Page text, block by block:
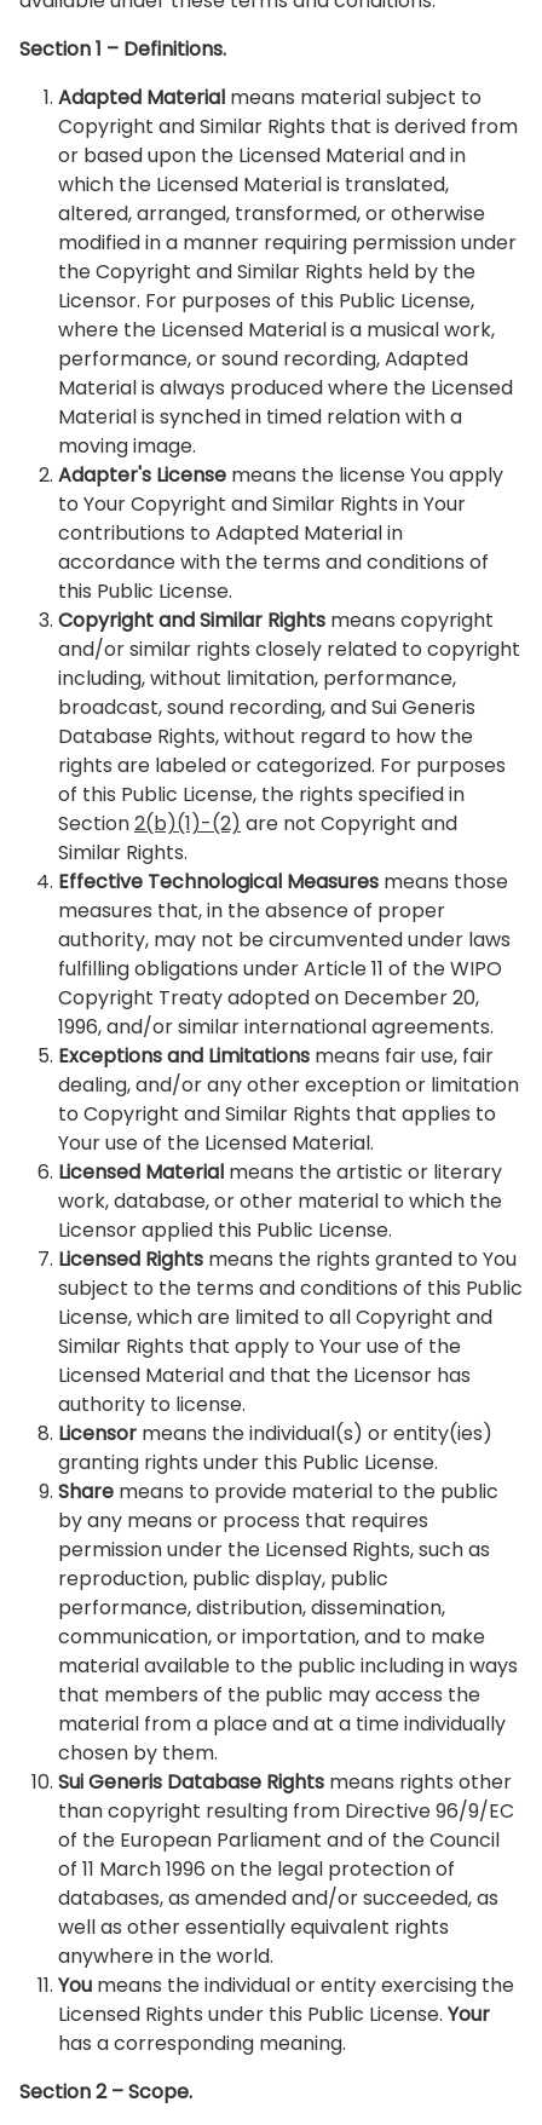
Section 1 – Definitions.
Adapted Material means material subject to
Copyright and Similar Rights that is derived from
or based upon the Licensed Material and in
which the Licensed Material is translated,
altered, arranged, transformed, or otherwise
modified in a manner requiring permission under
the Copyright and Similar Rights held by the
Licensor. For purposes of this Public License,
where the Licensed Material is a musical work,
performance, or sound recording, Adapted
Material is always produced where the Licensed
Material is synched in timed relation with a
moving image.
Adapter's License means the license You apply
to Your Copyright and Similar Rights in Your
contributions to Adapted Material in
accordance with the terms and conditions of
this Public License.
Copyright and Similar Rights means copyright
and/or similar rights closely related to copyright
including, without limitation, performance,
broadcast, sound recording, and Sui Generis
Database Rights, without regard to how the
rights are labeled or categorized. For purposes
of this Public License, the rights specified in
Section2(b)(1)-(2) are not Copyright and
Similar Rights.
Effective Technological Measures means those
measures that, in the absence of proper
authority, may not be circumvented under laws
fulfilling obligations under Article 11 of the WIPO
Copyright Treaty adopted on December 20,
1996, and/or similar international agreements.
Exceptions and Limitations means fair use, fair
dealing, and/or any other exception or limitation
to Copyright and Similar Rights that applies to
Your use of the Licensed Material.
Licensed Material means the artistic or literary
work, database, or other material to which the
Licensor applied this Public License.
Licensed Rights means the rights granted to You
subject to the terms and conditions of this Public
License, which are limited to all Copyright and
Similar Rights that apply to Your use of the
Licensed Material and that the Licensor has
authority to license.
Licensor means the individual(s) or entity(ies)
granting rights under this Public License.
Share means to provide material to the public
by any means or process that requires
permission under the Licensed Rights, such as
reproduction, public display, public
performance, distribution, dissemination,
communication, or importation, and to make
material available to the public including in ways
that members of the public may access the
material from a place and at a time individually
chosen by them.
Sui Generis Database Rights means rights other
than copyright resulting from Directive 96/9/EC
of the European Parliament and of the Council
of 11 March 1996 on the legal protection of
databases, as amended and/or succeeded, as
well as other essentially equivalent rights
anywhere in the world.
You means the individual or entity exercising the
Licensed Rights under this Public License. Your
has a corresponding meaning.
Section 2 – Scope.